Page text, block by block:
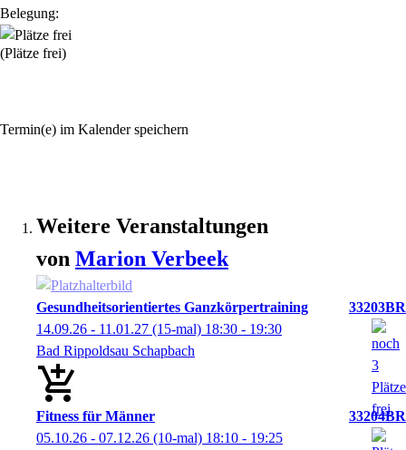
Belegung:
(Plätze frei)
Termin(e) im Kalender speichern
Weitere Veranstaltungen
von Marion Verbeek
Gesundheitsorientiertes Ganzkörpertraining
33203BR
14.09.26 - 11.01.27 (15-mal) 18:30 - 19:30
Bad Rippoldsau Schapbach
Fitness für Männer
33204BR
05.10.26 - 07.12.26 (10-mal) 18:10 - 19:25